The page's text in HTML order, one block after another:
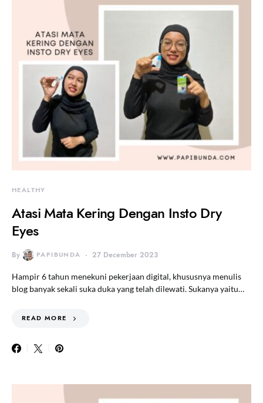
HEALTHY
Atasi Mata Kering Dengan Insto Dry
Eyes
By PAPIBUNDA 27 December 2023
Hampir 6 tahun menekuni pekerjaan digital, khususnya menulis
blog banyak sekali suka duka yang telah dilewati. Sukanya yaitu…
READ MORE